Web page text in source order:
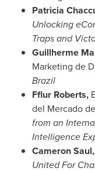
Patricia
Unlocking
Traps and
Guillherme
Marketing de
Brazil
Fflur Roberts,
del Mercado
from an
Intelligence
Cameron Saul,
United For